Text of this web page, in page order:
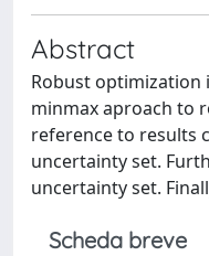
Abstract
Robust
minmax aproach to
reference to results
uncertainty set.
uncertainty set.
Scheda breve